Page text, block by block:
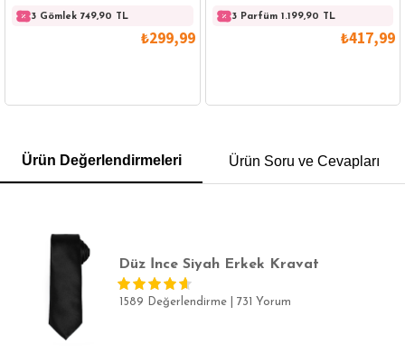
Yaka Dört Mevsim Beyaz Erkek
Gömlek
3 Gömlek 749,90 TL 3 Gömlek 749,90 TL
₺299,99
Erkek Parfüm
3 Parfüm 1.199,90 TL
₺417,99
POLO YAKA T-SHIRT KEMER BOXER
Ürün Değerlendirmeleri Ürün Soru ve Cevapları
Düz İnce Siyah Erkek Kravat
1589 Değerlendirme 731 Yorum